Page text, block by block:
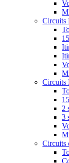
Circuits
Circuits
2
3
Circuits